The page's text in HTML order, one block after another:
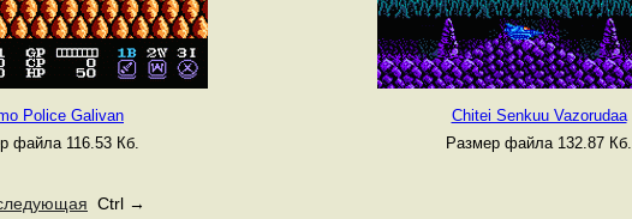
Police Galivan
файла 116.53 Кб.
Chitei Senkuu Vazorudaa
Размер файла 132.87 Кб.
Ctrl →